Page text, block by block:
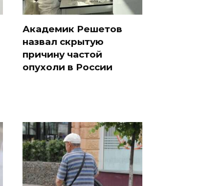
Академик Решетов
назвал скрытую
причину частой
опухоли в России